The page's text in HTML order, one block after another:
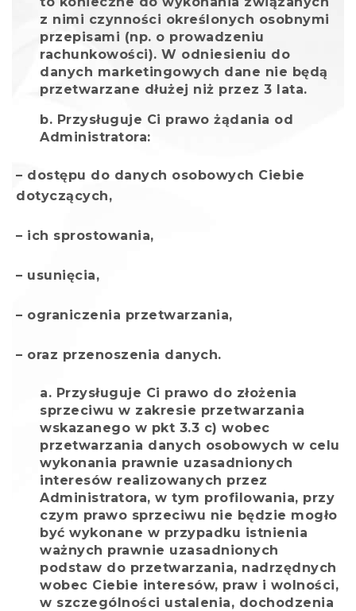
z nimi czynności określonych osobnymi
przepisami (np. o prowadzeniu
rachunkowości). W odniesieniu do
danych marketingowych dane nie będą
przetwarzane dłużej niż przez 3 lata.
Przysługuje Ci prawo żądania od
Administratora:
– dostępu do danych osobowych Ciebie
dotyczących,
– ich sprostowania,
– usunięcia,
– ograniczenia przetwarzania,
– oraz przenoszenia danych.
Przysługuje Ci prawo do złożenia
sprzeciwu w zakresie przetwarzania
wskazanego w pkt 3.3 c) wobec
przetwarzania danych osobowych w celu
wykonania prawnie uzasadnionych
interesów realizowanych przez
Administratora, w tym profilowania, przy
czym prawo sprzeciwu nie będzie mogło
być wykonane w przypadku istnienia
ważnych prawnie uzasadnionych
podstaw do przetwarzania, nadrzędnych
wobec Ciebie interesów, praw i wolności,
w szczególności ustalenia, dochodzenia